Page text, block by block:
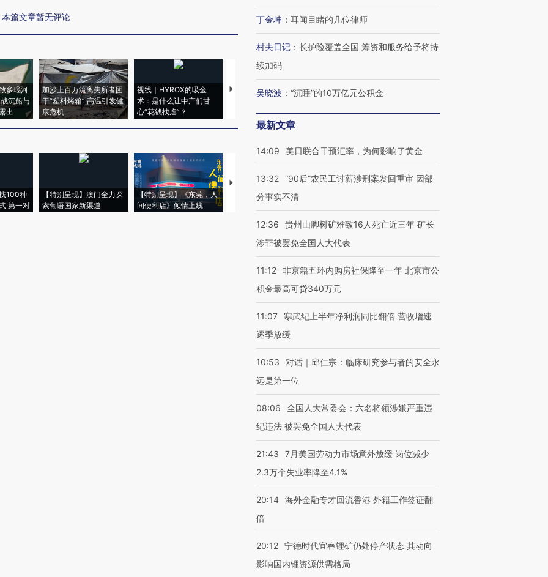
本篇文章暂无评论
多瑙河
沉船与
出
加沙上百万流离失所者困
于“塑料烤箱” 高温引发健
康危机
视线｜HYROX的吸金
术：是什么让中产们甘
心“花钱找虐”？
马航飞行员跨国走私7万
视线｜被称为“蟑螂”的印
育部长拱下台
飞地休达
100种
·第一对
【特别呈现】澳门全力探
索葡语国家新渠道
【特别呈现】《东莞，人
间便利店》倾情上线
【推广】走进第四届链博
会，让数智科技“链”接产
【商旅对话】华住集团
丁金坤 ： 耳闻目睹的几位律师
村夫日记 ： 长护险覆盖全国 筹资和服务给予将持
续加码
吴晓波 ： “沉睡”的10万亿元公积金
最新文章
14:09 美日联合干预汇率，为何影响了黄金
13:32 “90后”农民工讨薪涉刑案发回重审 因部
分事实不清
12:36
贵州山脚树矿难致16人死亡近三年 矿长
涉罪被罢免全国人大代表
11:12 非京籍五环内购房社保降至一年 北京市公
积金最高可贷340万元
11:07
寒武纪上半年净利润同比翻倍 营收增速
逐季放缓
10:53
对话｜邱仁宗：临床研究参与者的安全永
远是第一位
08:06
全国人大常委会：六名将领涉嫌严重违
纪违法 被罢免全国人大代表
21:43
7月美国劳动力市场意外放缓 岗位减少
2.3万个失业率降至4.1%
20:14 海外金融专才回流香港 外籍工作签证翻
倍
20:12 宁德时代宜春锂矿仍处停产状态 其动向
影响国内锂资源供需格局